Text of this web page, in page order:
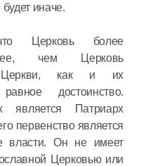
иначе.
Церковь более
чем Церковь
Церкви, как и их
достоинство.
Патриарх
первенство является
власти. Он не имеет
Церковью или